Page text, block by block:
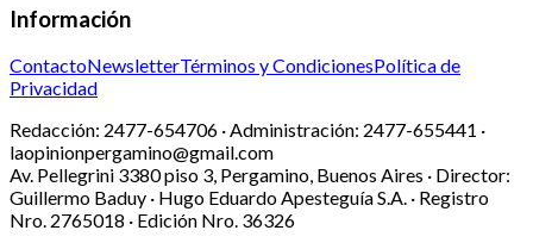
Información
ContactoNewsletterTérminos y CondicionesPolítica de
Privacidad
Redacción: 2477-654706 ·Administración: 2477-655441 ·
laopinionpergamino@gmail.com
Av. Pellegrini 3380 piso 3, Pergamino, Buenos Aires · Director:
Guillermo Baduy · Hugo Eduardo Apesteguía S.A. · Registro
Nro. 2765018 · Edición Nro. 36326